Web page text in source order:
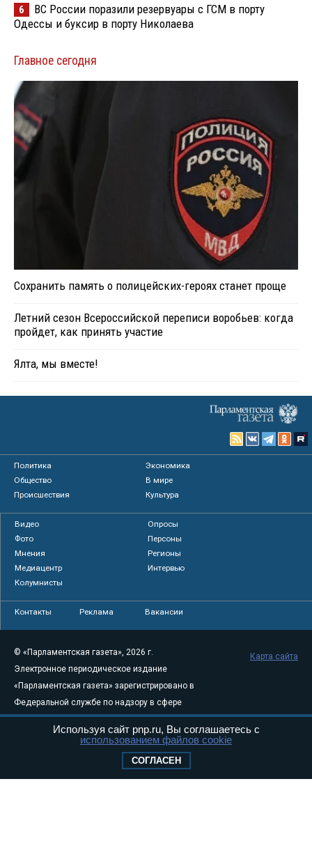
6
ВС России поразили резервуары с ГСМ в порту
Одессы и буксир в порту Николаева
Главное сегодня
Сохранить память о полицейских-героях станет проще
Летний сезон Всероссийской переписи воробьев: когда
пройдет, как принять участие
Ялта, мы вместе!
Политика
Экономика
Общество
В мире
Происшествия
Культура
Видео
Опросы
Фото
Персоны
Мнения
Регионы
Медиацентр
Интервью
Колумнисты
Контакты Реклама Вакансии
© «Парламентская газета», 2026 г.
Электронное периодическое издание
«Парламентская газета» зарегистрировано в
Федеральной службе по надзору в сфере
связи, информационных технологий и
массовых коммуникаций (Роскомнадзор) 05
Свидетельство о регистрации Эл № ФС77-
Карта сайта
Используя сайт pnp.ru, Вы соглашаетесь с
использованием файлов cookie
СОГЛАСЕН